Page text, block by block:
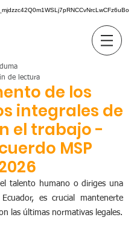
de los
integrales de
el trabajo -
MSP
de lectura
talento humano o diriges una
es crucial mantenerte